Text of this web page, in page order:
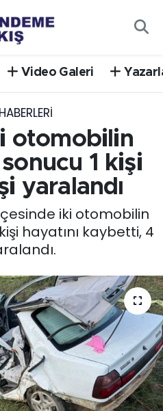
Video Galeri
otomobilin
sonucu 1 kişi
yaralandı
iki otomobilin
hayatını kaybetti, 4
ve Fikstür